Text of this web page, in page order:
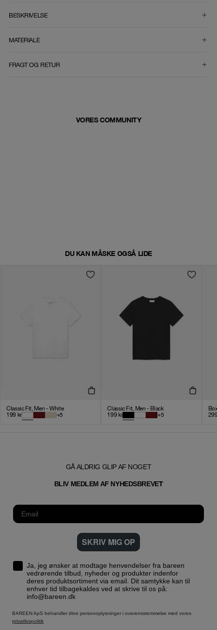
BESKRIVELSE
MATERIALE
FRAGT OG RETUR
VORES COMMUNITY
DU KAN MÅSKE OGSÅ LIDE
Classic Fit, Men - White
199 kr +5
Classic Fit, Men - Black
199 kr +5
GÅ ALDRIG GLIP AF NOGET
BLIV MEDLEM AF NYHEDSBREVET
SKRIV MIG OP
Ja, jeg ønsker at modtage henvendelser fra bareen
vedrørende tilbud, nyheder og produkter indenfor
deres produktsortiment via email. Dit samtykke kan til
enhver tid tilbagekaldes ved at skrive til os på:
info@bareen.dk
BAREEN ApS behandler dine personoplysninger i overensstemmelse med vores
privatlivspolitik